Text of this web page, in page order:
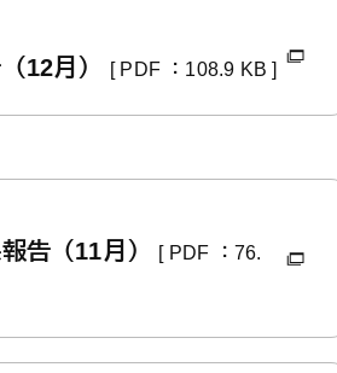
12月） [ PDF ：108.9 KB ]
告（11月）
[ PDF ：76.